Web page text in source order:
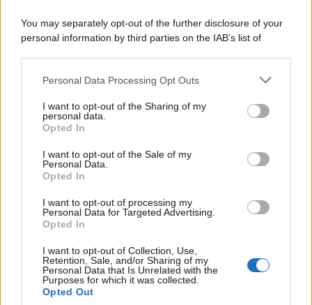
You may separately opt-out of the further disclosure of your
personal information by third parties on the IAB’s list of
This information may also be disclosed by us to third parties
disclose it to other third parties.
Please note that this website/app uses one or more Google
services and may gather and store information including but
not limited to your visit or usage behaviour. You may click to
grant or deny consent to Google and its third-party tags to
consent section.
Personal Data Processing Opt Outs
I want to opt-out of the Sharing of my
personal data.
Opted In
I want to opt-out of the Sale of my
Personal Data.
Opted In
I want to opt-out of processing my
Personal Data for Targeted Advertising.
Opted In
I want to opt-out of Collection, Use,
Retention, Sale, and/or Sharing of my
Personal Data that Is Unrelated with the
Purposes for which it was collected.
Opted Out
Home Magazine 365
Cineverse Magazine
SecondHomeMagazine
InvestirMag
Investieren24
UK
News Hub UK
Lgbtq News